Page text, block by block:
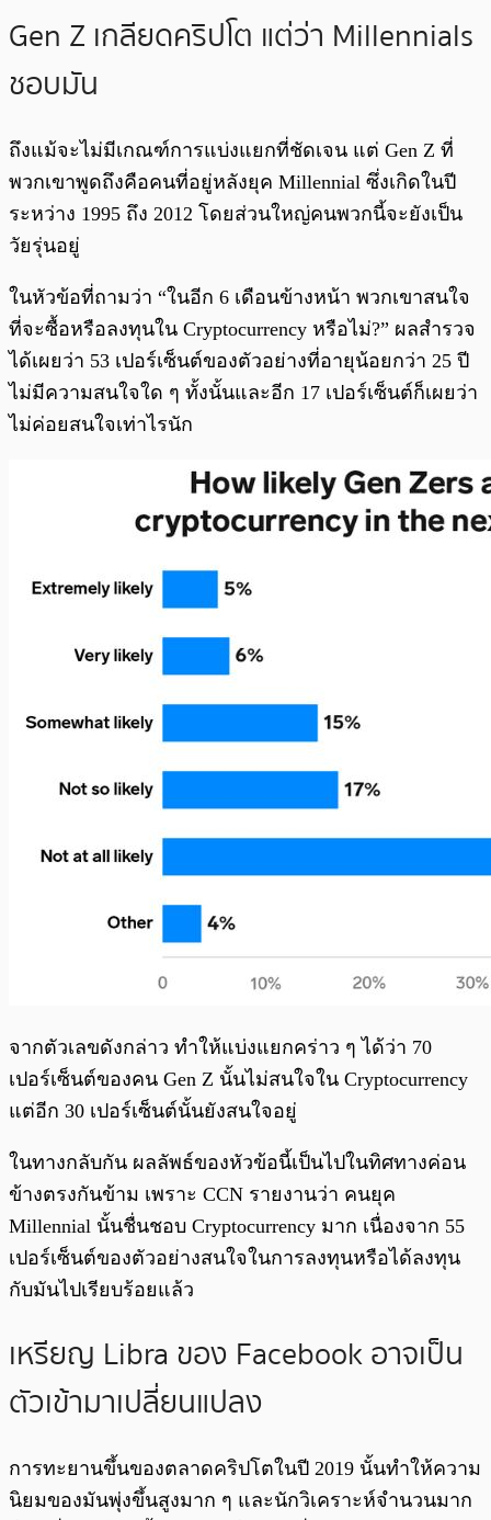
Gen Z เกลียดคริปโต แต่ว่า Millennials
ชอบมัน
ถึงแม้จะไม่มีเกณฑ์การแบ่งแยกที่ชัดเจน แต่ Gen Z ที่
พวกเขาพูดถึงคือคนที่อยู่หลังยุค Millennial ซึ่งเกิดในปี
ระหว่าง 1995 ถึง 2012 โดยส่วนใหญ่คนพวกนี้จะยังเป็น
วัยรุ่นอยู่
ในหัวข้อที่ถามว่า “ในอีก 6 เดือนข้างหน้า พวกเขาสนใจ
ที่จะซื้อหรือลงทุนใน Cryptocurrency หรือไม่?” ผลสำรวจ
ได้เผยว่า 53 เปอร์เซ็นต์ของตัวอย่างที่อายุน้อยกว่า 25 ปี
ไม่มีความสนใจใด ๆ ทั้งนั้นและอีก 17 เปอร์เซ็นต์ก็เผยว่า
ไม่ค่อยสนใจเท่าไรนัก
จากตัวเลขดังกล่าว ทำให้แบ่งแยกคร่าว ๆ ได้ว่า 70
เปอร์เซ็นต์ของคน Gen Z นั้นไม่สนใจใน Cryptocurrency
แต่อีก 30 เปอร์เซ็นต์นั้นยังสนใจอยู่
ในทางกลับกัน ผลลัพธ์ของหัวข้อนี้เป็นไปในทิศทางค่อน
ข้างตรงกันข้าม เพราะ CCN รายงานว่า คนยุค
Millennial นั้นชื่นชอบ Cryptocurrency มาก เนื่องจาก 55
เปอร์เซ็นต์ของตัวอย่างสนใจในการลงทุนหรือได้ลงทุน
กับมันไปเรียบร้อยแล้ว
เหรียญ Libra ของ Facebook อาจเป็น
ตัวเข้ามาเปลี่ยนแปลง
การทะยานขึ้นของตลาดคริปโตในปี 2019 นั้นทำให้ความ
นิยมของมันพุ่งขึ้นสูงมาก ๆ และนักวิเคราะห์จำนวนมาก